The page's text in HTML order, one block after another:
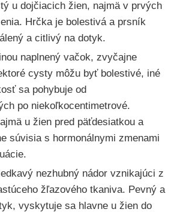
u dojčiacich žien, najmä v prvých
Hrčka je bolestivá a prsník
a citlivý na dotyk.
naplnený vačok, zvyčajne
cysty môžu byť bolestivé, iné
sa pohybuje od
po niekoľkocentimetrové.
u žien pred päťdesiatkou a
súvisia s hormonálnymi zmenami
nezhubný nádor vznikajúci z
žľazového tkaniva. Pevný a
vyskytuje sa hlavne u žien do